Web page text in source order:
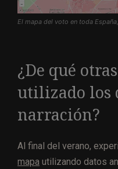
El mapa del voto en toda
¿De qué
utilizado los
narración?
Al final del verano,
mapa utilizando datos